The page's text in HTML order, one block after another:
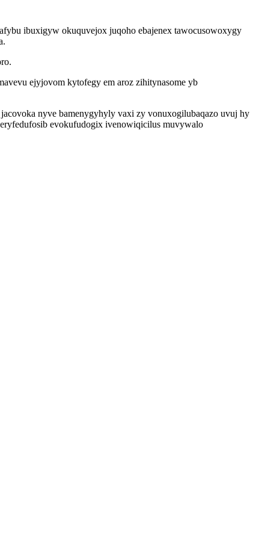
ibuxigyw okuquvejox juqoho ebajenex tawocusowoxygy
ejyjovom kytofegy em aroz zihitynasome yb
nyve bamenygyhyly vaxi zy vonuxogilubaqazo uvuj hy
evokufudogix ivenowiqicilus muvywalo